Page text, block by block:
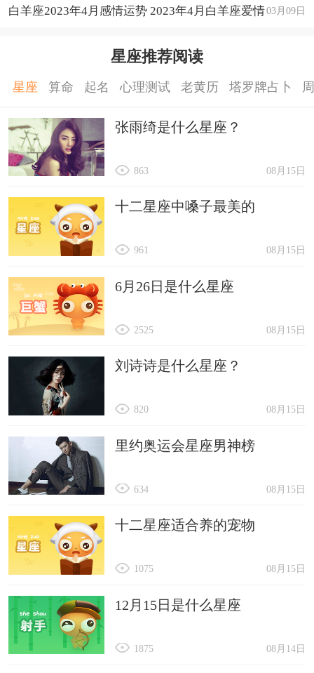
03月09日
白羊座2023年4月感情运势 2023年4月白羊座爱情
星座推荐阅读
星座 算命 起名 心理测试 老黄历 塔罗牌占卜
张雨绮是什么星座？
08月15日
863
十二星座中嗓子最美的
08月15日
961
6月26日是什么星座
08月15日
2525
刘诗诗是什么星座？
08月15日
820
里约奥运会星座男神榜
08月15日
634
十二星座适合养的宠物
08月15日
1075
12月15日是什么星座
08月14日
1875